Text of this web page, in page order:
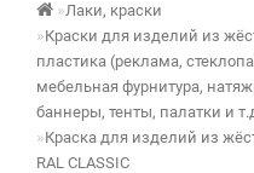
Лаки, краски
Краски для изделий из
пластика (реклама,
мебельная фурнитура,
баннеры, тенты, палатки и
Краска для изделий из
RAL CLASSIC